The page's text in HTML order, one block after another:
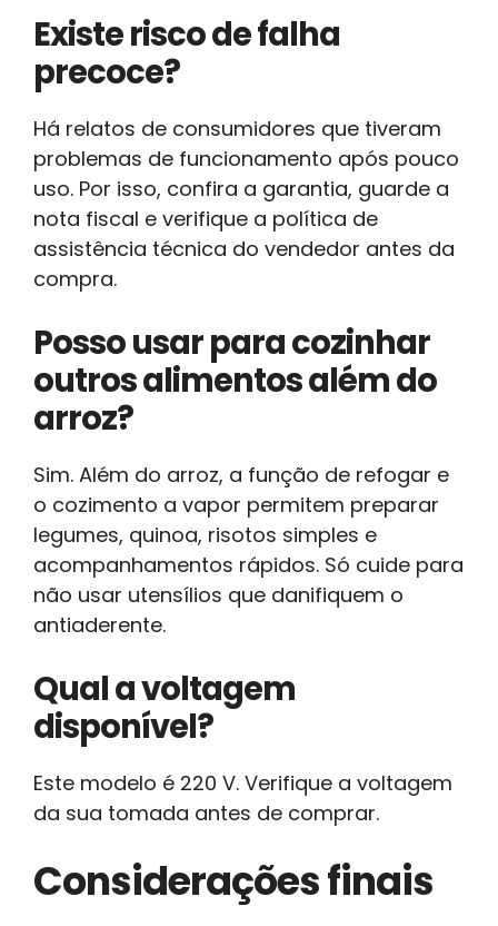
Existe risco de falha
precoce?
Há relatos de consumidores que tiveram
problemas de funcionamento após pouco
uso. Por isso, confira a garantia, guarde a
nota fiscal e verifique a política de
assistência técnica do vendedor antes da
compra.
Posso usar para cozinhar
outros alimentos além do
arroz?
Sim. Além do arroz, a função de refogar e
o cozimento a vapor permitem preparar
legumes, quinoa, risotos simples e
acompanhamentos rápidos. Só cuide para
não usar utensílios que danifiquem o
antiaderente.
Qual a voltagem
disponível?
Este modelo é 220 V. Verifique a voltagem
da sua tomada antes de comprar.
Considerações finais